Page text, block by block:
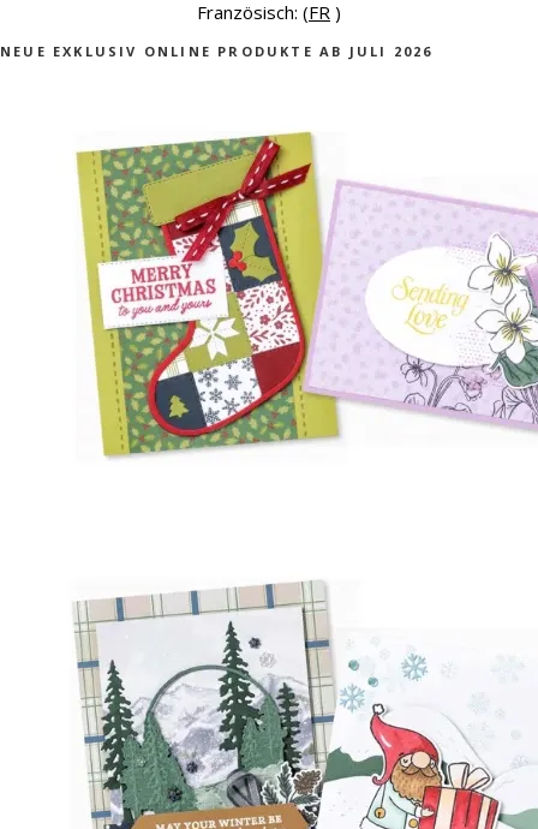
Französisch: (FR )
NEUE EXKLUSIV ONLINE PRODUKTE AB JULI 2026